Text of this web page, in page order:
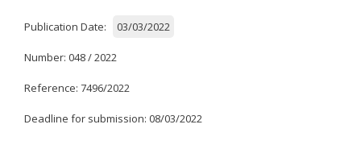
Publication Date: 03/03/2022
Number: 048 / 2022
Reference: 7496/2022
Deadline for submission: 08/03/2022